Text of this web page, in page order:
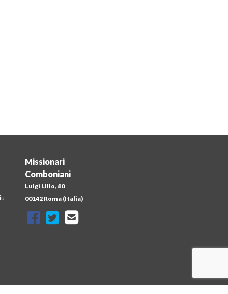
Missionari
Comboniani
Luigi Lilio, 80
00142 Roma (Italia)